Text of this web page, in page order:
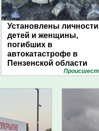
Установлены личности
детей и женщины,
погибших в
автокатастрофе в
Пензенской области